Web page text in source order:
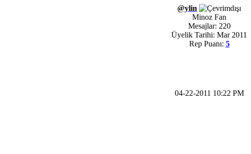
@ylin
Minoz Fan
Mesajlar: 220
Üyelik Tarihi: Mar 2011
Rep Puanı: 5
04-22-2011 10:22 PM